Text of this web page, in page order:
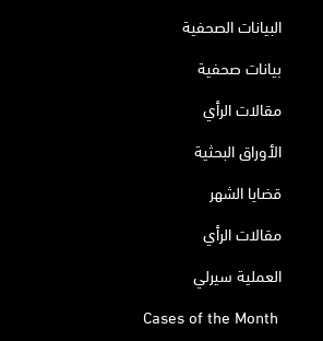
البيانات الصحفية
بيانات صحفية
مقالات الرأي
الأوراق البحثية
قضايا الشهر
مقالات الرأي
العملية سيرلي
Cases of the Month